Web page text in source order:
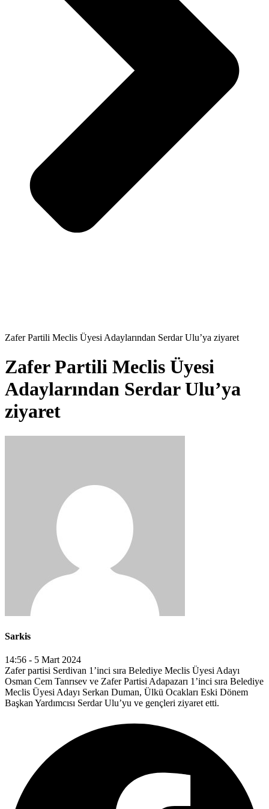
Zafer Partili Meclis Üyesi Adaylarından Serdar Ulu’ya ziyaret
Zafer Partili Meclis Üyesi
Adaylarından Serdar Ulu’ya
ziyaret
Sarkis
14:56 - 5 Mart 2024
Zafer partisi Serdivan 1’inci sıra Belediye Meclis Üyesi Adayı
Osman Cem Tanrısev ve Zafer Partisi Adapazarı 1’inci sıra Belediye
Meclis Üyesi Adayı Serkan Duman, Ülkü Ocakları Eski Dönem
Başkan Yardımcısı Serdar Ulu’yu ve gençleri ziyaret etti.